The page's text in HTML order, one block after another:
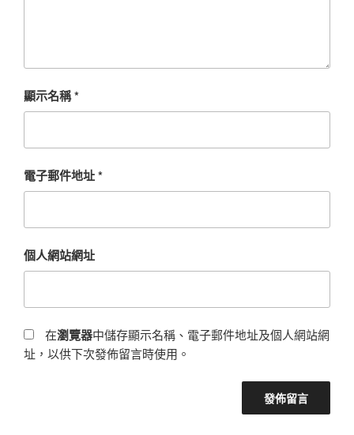
顯示名稱*
電子郵件地址*
個人網站網址
在瀏覽器中儲存顯示名稱、電子郵件地址及個人網站網
址，以供下次發佈留言時使用。